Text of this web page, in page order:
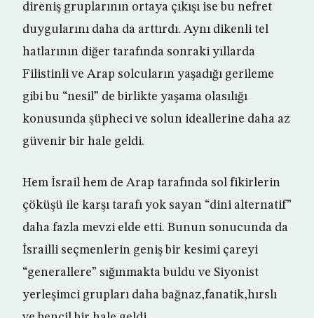
direniş gruplarının ortaya çıkışı ise bu nefret
duygularını daha da arttırdı. Aynı dikenli tel
hatlarının diğer tarafında sonraki yıllarda
Filistinli ve Arap solcuların yaşadığı gerileme
gibi bu “nesil” de birlikte yaşama olasılığı
konusunda şüpheci ve solun ideallerine daha az
güvenir bir hale geldi.
Hem İsrail hem de Arap tarafında sol fikirlerin
çöküşü ile karşı tarafı yok sayan “dini alternatif”
daha fazla mevzi elde etti. Bunun sonucunda da
İsrailli seçmenlerin geniş bir kesimi çareyi
“generallere” sığınmakta buldu ve Siyonist
yerleşimci grupları daha bağnaz,fanatik,hırslı